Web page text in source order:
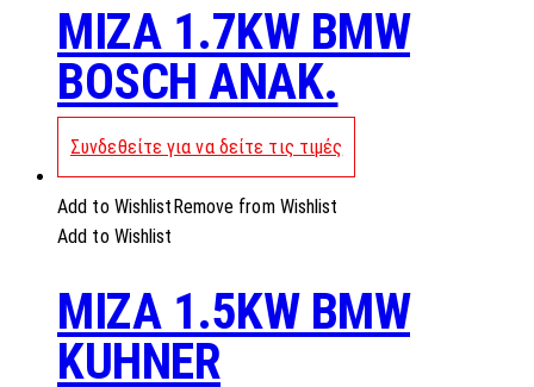
MIZA 1.7KW BMW
BOSCH ANAK.
Συνδεθείτε για να δείτε τις τιμές
Add to Wishlist Remove from Wishlist
Add to Wishlist
MIZA 1.5KW BMW
KUHNER